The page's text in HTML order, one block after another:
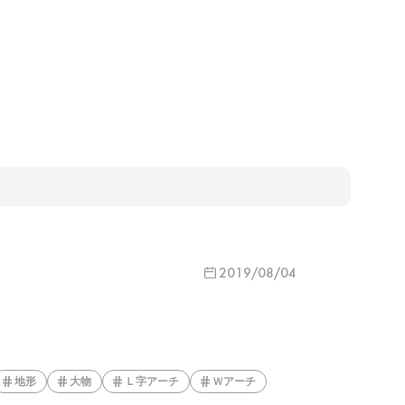
2019/08/04
地形 大物 Ｌ字アーチ Ｗアーチ